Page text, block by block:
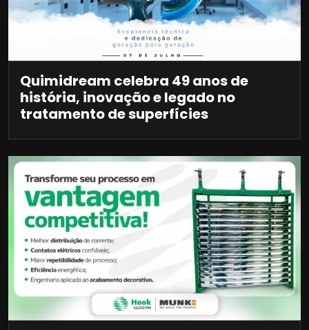
Quimidream celebra 49 anos de
história, inovação e legado no
tratamento de superfícies